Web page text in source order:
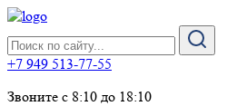
+7 949 513-77-55
Звоните с 8:10 до 18:10